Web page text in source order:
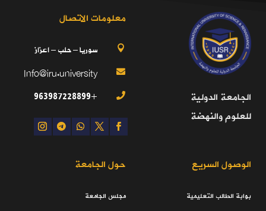
الجامعة الدولية
للعلوم والنهضة
معلومات الاتصال
 سوريا – حلب – اعزاز

Info@iru.university

+963987228899
الوصول السريع
بوابة الطالب التعليمية
حول الجامعة
مجلس الجامعة